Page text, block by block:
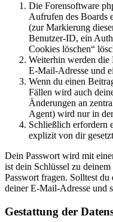
Die Forensoftware
Aufrufen des Boards
(zur Markierung
Benutzer-ID, ein
Cookies löschen“
Weiterhin werden die
E-Mail-Adresse und
Wenn du einen
Fällen wird auch
Änderungen an
Agent) wird nur in
Schließlich erfordern
explizit von dir
Dein Passwort wird mit
ist dein Schlüssel zu
Passwort fragen. Solltest
deiner E-Mail-Adresse und
Gestattung der